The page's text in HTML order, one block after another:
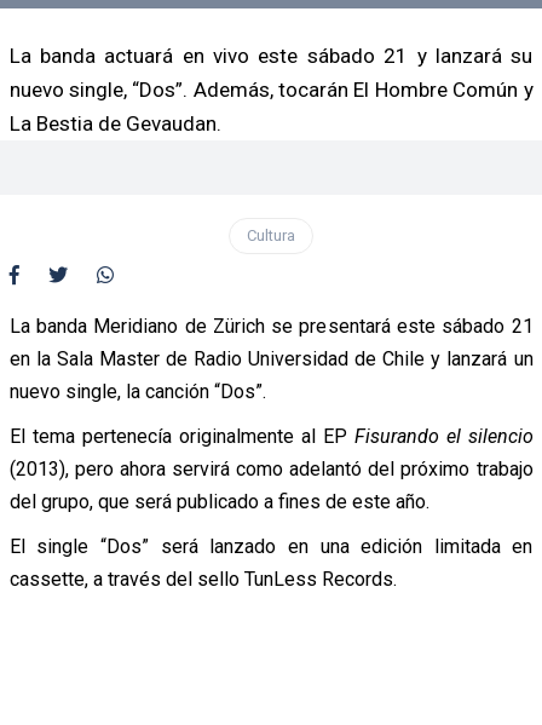
La banda actuará en vivo este sábado 21 y lanzará su
nuevo single, “Dos”. Además, tocarán El Hombre Común y
La Bestia de Gevaudan.
Cultura
La banda Meridiano de Zürich se presentará este sábado 21
en la Sala Master de Radio Universidad de Chile y lanzará un
nuevo single, la canción “Dos”.
El tema pertenecía originalmente al EP Fisurando el silencio
(2013), pero ahora servirá como adelantó del próximo trabajo
del grupo, que será publicado a fines de este año.
El single “Dos” será lanzado en una edición limitada en
cassette, a través del sello TunLess Records.